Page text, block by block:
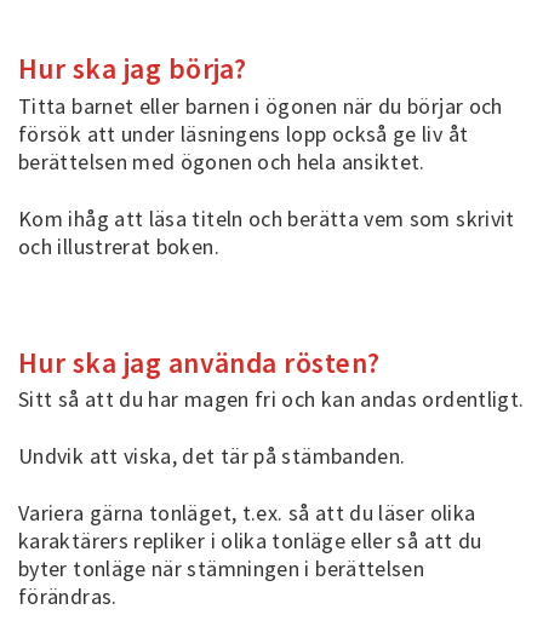
Hur ska jag börja?
Titta barnet eller barnen i ögonen när du börjar och
försök att under läsningens lopp också ge liv åt
berättelsen med ögonen och hela ansiktet.
Kom ihåg att läsa titeln och berätta vem som skrivit
och illustrerat boken.
Hur ska jag använda rösten?
Sitt så att du har magen fri och kan andas ordentligt.
Undvik att viska, det tär på stämbanden.
Variera gärna tonläget, t.ex. så att du läser olika
karaktärers repliker i olika tonläge eller så att du
byter tonläge när stämningen i berättelsen
förändras.